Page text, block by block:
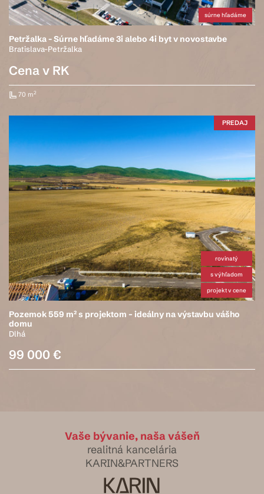
súrne hľadáme
Petržalka - Súrne hľadáme 3i alebo 4i byt v novostavbe
Bratislava-Petržalka
Cena v RK
70 m2
PREDAJ
rovinatý
s výhľadom
projekt v cene
Pozemok 559 m² s projektom – ideálny na výstavbu vášho
domu
Dlhá
99 000 €
Vaše bývanie, naša vášeň
realitná kancelária
KARIN&PARTNERS